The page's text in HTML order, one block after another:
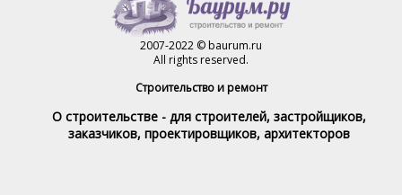
2007-2022 © baurum.ru
All rights reserved.
Строительство и ремонт
О строительстве - для строителей, застройщиков,
заказчиков, проектировщиков, архитекторов